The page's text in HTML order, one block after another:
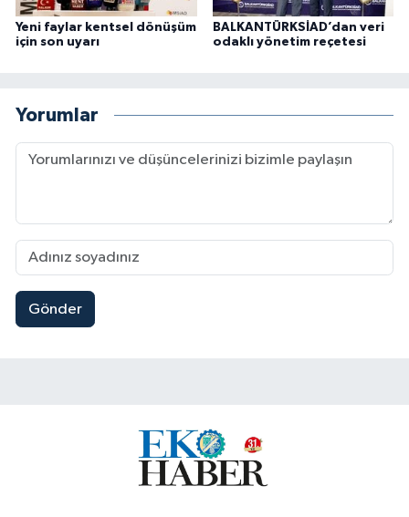
Yeni faylar kentsel dönüşüm
için son uyarı
BALKANTÜRKSİAD’dan veri
odaklı yönetim reçetesi
Yorumlar
Gönder